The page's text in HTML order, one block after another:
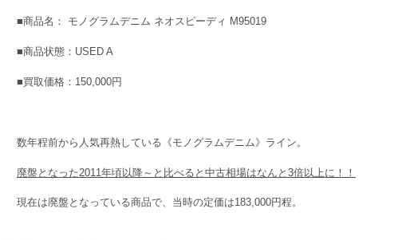
■商品名： モノグラムデニム ネオスピーディ M95019
■商品状態：USED A
■買取価格：150,000円
数年程前から人気再熱している《モノグラムデニム》ライン。
廃盤となった2011年頃以降～と比べると中古相場はなんと3倍以上に！！
現在は廃盤となっている商品で、当時の定価は183,000円程。